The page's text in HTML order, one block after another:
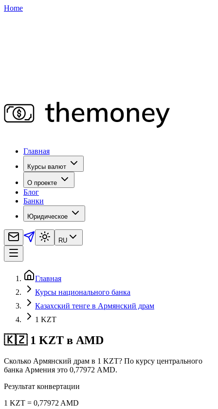
Home
Главная
Курсы валют
О проекте
Блог
Банки
Юридическое
RU
Главная
Курсы национального банка
Казахский тенге в Армянский драм
1 KZT
🇰🇿 1 KZT в AMD
Сколько Армянский драм в 1 KZT? По курсу центрального
банка Армения это 0,77972 AMD.
Результат конвертации
1 KZT = 0,77972 AMD